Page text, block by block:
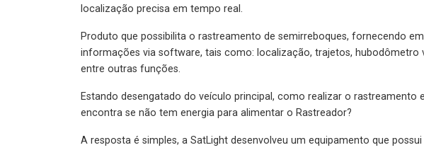
localização precisa em tempo real.
Produto que possibilita o rastreamento de semirreboques, fornecendo
informações via software, tais como: localização, trajetos, hubodômetro
entre outras funções.
Estando desengatado do veículo principal, como realizar o rastreamento
encontra se não tem energia para alimentar o Rastreador?
A resposta é simples, a SatLight desenvolveu um equipamento que